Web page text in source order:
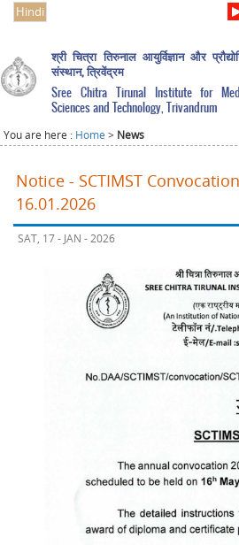
Hindi
श्री चित्रा तिरुनाल आयुर्विज्ञान और
संस्थान, त्रिवेंद्रम
Sree Chitra Tirunal Institute for
Sciences and Technology, Trivandrum
You are here : Home > News
Notice - SCTIMST
16.01.2026
SAT, 17 - JAN - 2026